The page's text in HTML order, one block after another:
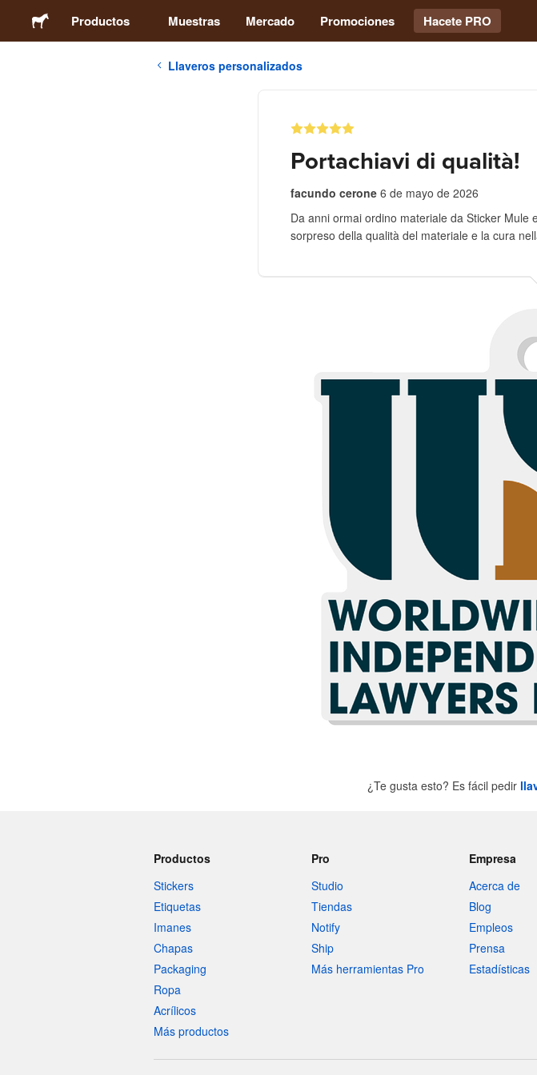
Productos Muestras Mercado Promociones Hacete PRO
Llaveros personalizados
Portachiavi di qualità!
facundo cerone 6 de mayo de 2026
Da anni ormai ordino materiale da Sticker
sorpreso della qualità del materiale e la cura
¿Te gusta esto? Es fácil pedir
Productos
Stickers
Etiquetas
Imanes
Chapas
Packaging
Ropa
Acrílicos
Más productos
Pro
Studio
Tiendas
Notify
Ship
Más herramientas Pro
Empresa
Acerca de
Blog
Empleos
Prensa
Estadísticas